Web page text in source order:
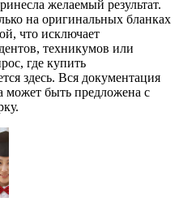
желаемый результат.
на оригинальных бланках
что исключает
техникумов или
где купить
здесь. Вся документация
может быть предложена с